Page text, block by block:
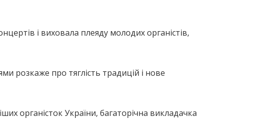
і виховала плеяду молодих органістів,
розкаже про тяглість традицій і нове
органісток України, багаторічна викладачка